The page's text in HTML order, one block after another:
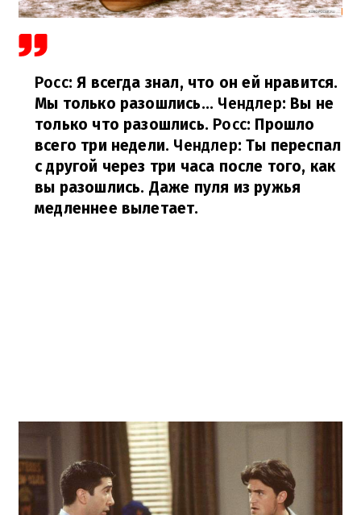
Росс: Я всегда знал, что он ей нравится.
Мы только разошлись... Чендлер: Вы не
только что разошлись. Росс: Прошло
всего три недели. Чендлер: Ты переспал
с другой через три часа после того, как
вы разошлись. Даже пуля из ружья
медленнее вылетает.